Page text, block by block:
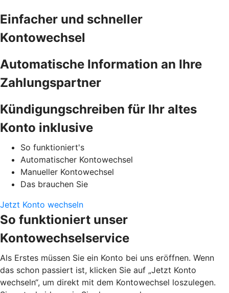
Einfacher und schneller
Kontowechsel
Automatische Information an Ihre
Zahlungspartner
Kündigungschreiben für Ihr altes
Konto inklusive
So funktioniert's
Automatischer Kontowechsel
Manueller Kontowechsel
Das brauchen Sie
Jetzt Konto wechseln
So funktioniert unser
Kontowechselservice
Als Erstes müssen Sie ein Konto bei uns eröffnen. Wenn
das schon passiert ist, klicken Sie auf „Jetzt Konto
wechseln“, um direkt mit dem Kontowechsel loszulegen.